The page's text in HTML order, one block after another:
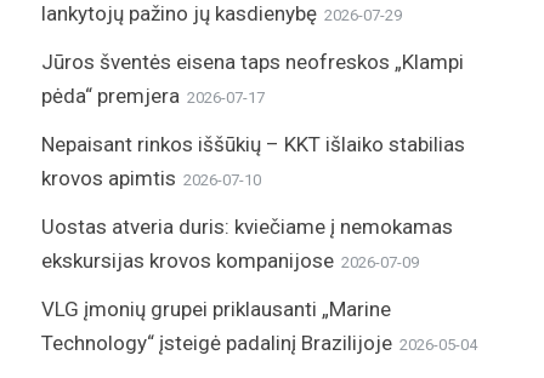
lankytojų pažino jų kasdienybę 2026-07-29
Jūros šventės eisena taps neofreskos „Klampi
pėda“ premjera 2026-07-17
Nepaisant rinkos iššūkių – KKT išlaiko stabilias
krovos apimtis 2026-07-10
Uostas atveria duris: kviečiame į nemokamas
ekskursijas krovos kompanijose 2026-07-09
VLG įmonių grupei priklausanti „Marine
Technology“ įsteigė padalinį Brazilijoje 2026-05-04